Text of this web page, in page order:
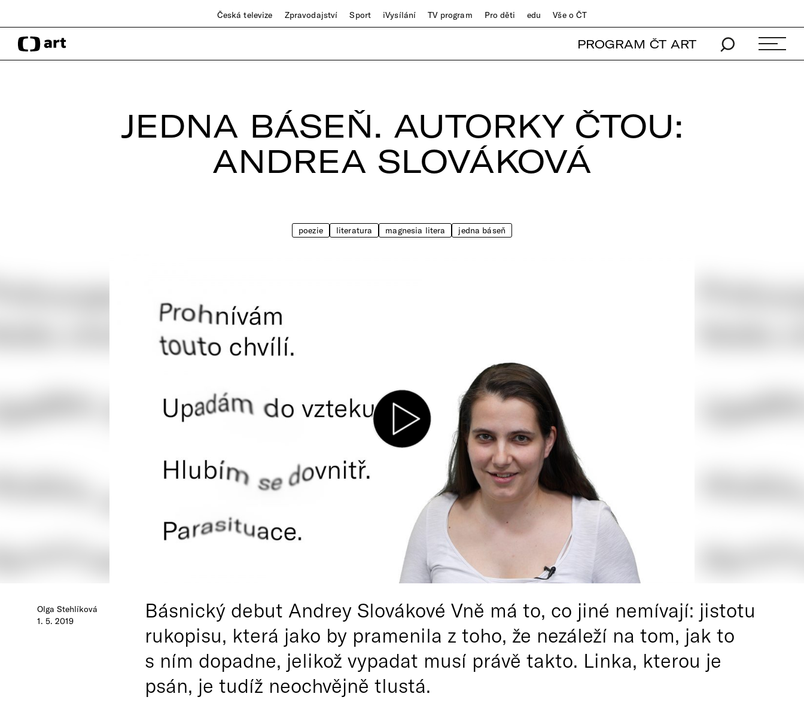
Česká televize Zpravodajství Sport iVysílání TV program Pro děti edu Vše o ČT
PROGRAM ČT ART
JEDNA BÁSEŇ. AUTORKY ČTOU:
ANDREA SLOVÁKOVÁ
poezie literatura magnesia litera jedna báseň
Olga Stehlíková
1. 5. 2019
Básnický debut Andrey Slovákové Vně má to, co jiné nemívají: jistotu
rukopisu, která jako by pramenila z toho, že nezáleží na tom, jak to
s ním dopadne, jelikož vypadat musí právě takto. Linka, kterou je
psán, je tudíž neochvějně tlustá.